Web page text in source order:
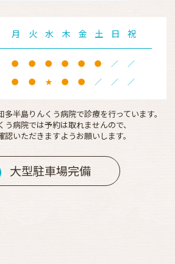
月 火 水 木 金 土 日 祝
● ● ● ● ● ● ／ ／
● ● ★ ● ● ／ ／ ／
多半島りんくう病院で診療を行っています。
う病院では予約は取れませんので、
認いただきますようお願いします。
大型駐車場完備